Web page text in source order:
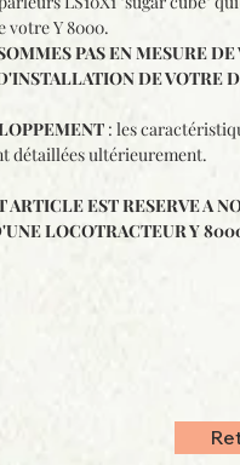
votre Y 8000.
PAS EN MESURE DE
DE VOTRE
: les
détaillées ultérieurement.
EST RESERVE A
LOCOTRACTEUR Y